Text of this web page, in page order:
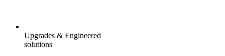
Upgrades & Engineered
solutions